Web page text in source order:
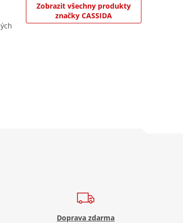
Zobrazit všechny produkty
značky CASSIDA
Doprava zdarma